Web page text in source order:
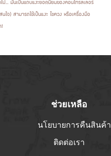
... มันเป็นแถบแงะยอดนิยมของคอนโทรลเลอร์
จ) สามารถใช้เป็นแงะ ไขควง หรือเครื่องมือ
!
ช่วยเหลือ
นโยบายการคืนสินค้า
ติดต่อเรา